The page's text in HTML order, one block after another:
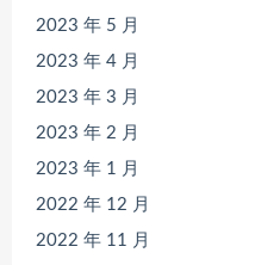
2023 年 5 月
2023 年 4 月
2023 年 3 月
2023 年 2 月
2023 年 1 月
2022 年 12 月
2022 年 11 月